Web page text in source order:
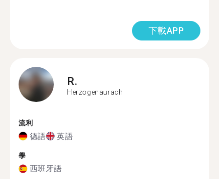
下載APP
R.
Herzogenaurach
流利
德語 英語
學
西班牙語